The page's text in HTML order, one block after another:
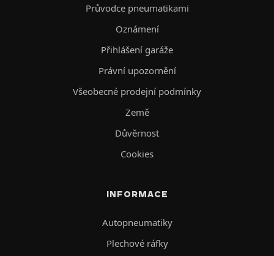
Průvodce pneumatikami
Oznámení
Přihlášení garáže
Právní upozornění
Všeobecné prodejní podmínky
Země
Důvěrnost
Cookies
INFORMACE
Autopneumatiky
Plechové ráfky